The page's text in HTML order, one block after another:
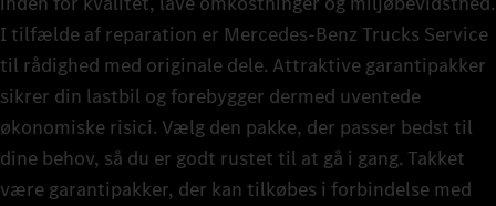
I tilfælde af reparation er Mercedes-Benz Trucks Service
til rådighed med originale dele. Attraktive garantipakker
sikrer din lastbil og forebygger dermed uventede
økonomiske risici. Vælg den pakke, der passer bedst til
dine behov, så du er godt rustet til at gå i gang. Takket
være garantipakker, der kan tilkøbes i forbindelse med